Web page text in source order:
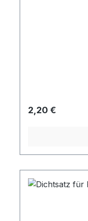
Regulärer Preis:
2,20 €